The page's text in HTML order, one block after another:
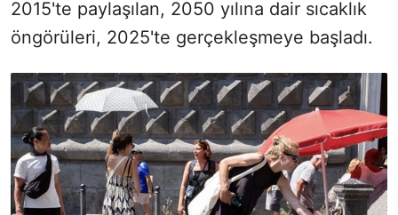
2015'te paylaşılan, 2050 yılına dair sıcaklık
öngörüleri, 2025'te gerçekleşmeye başladı.